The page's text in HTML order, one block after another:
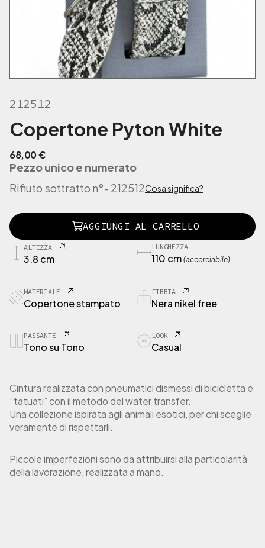
212512
Copertone Pyton White
68,00€
Pezzo unico e numerato
Rifiuto sottratto n°- 212512Cosa significa?
2
1
C
o
r
t
e
P
t
o
W
h
i
AGGIUNGI AL CARRELLO
ALTEZZA
3.8 cm
LUNGHEZZA
110 cm (accorciabile)
MATERIALE
Copertone stampato
FIBBIA
Nera nikel free
PASSANTE
Tono su Tono
LOOK
Casual
Cintura realizzata con pneumatici dismessi di bicicletta e
“tatuati” con il metodo del water transfer.
Una collezione ispirata agli animali esotici, per chi sceglie
veramente di rispettarli.
Piccole imperfezioni sono da attribuirsi alla particolarità
della lavorazione, realizzata a mano.